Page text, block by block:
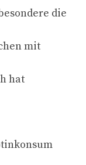
die
mit
hat